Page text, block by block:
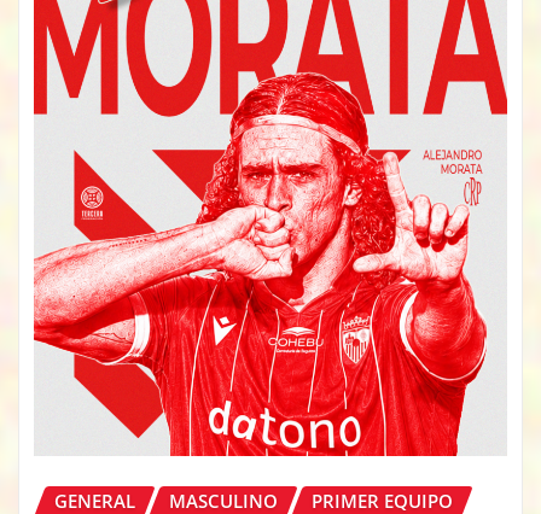
GENERAL MASCULINO PRIMER EQUIPO